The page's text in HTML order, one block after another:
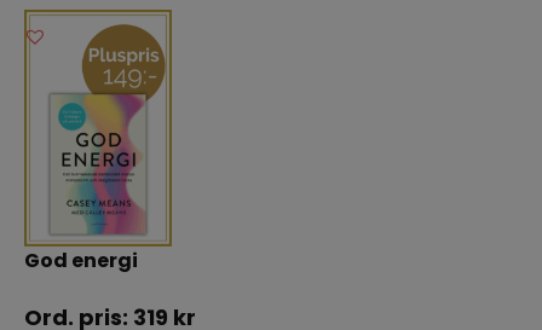
God energi
319 kr